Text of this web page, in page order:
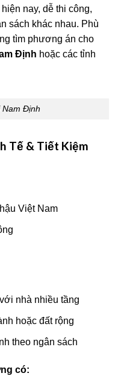
nay, dễ thi công,
sách khác nhau. Phù
tìm phương án cho
Định hoặc các tỉnh
Nam Định
Tế & Tiết Kiệm
Việt Nam
nhà nhiều tầng
hoặc đất rộng
theo ngân sách
có: